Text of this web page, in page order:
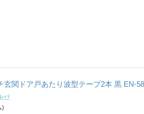
玄関ドア戸あたり波型テープ2本 黒 EN-58
バ
)